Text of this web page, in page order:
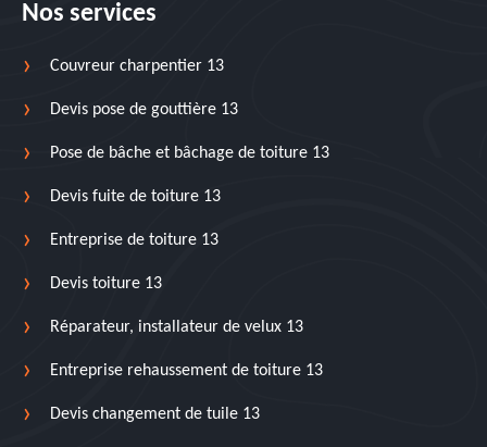
Nos services
Couvreur charpentier 13
Devis pose de gouttière 13
Pose de bâche et bâchage de toiture 13
Devis fuite de toiture 13
Entreprise de toiture 13
Devis toiture 13
Réparateur, installateur de velux 13
Entreprise rehaussement de toiture 13
Devis changement de tuile 13